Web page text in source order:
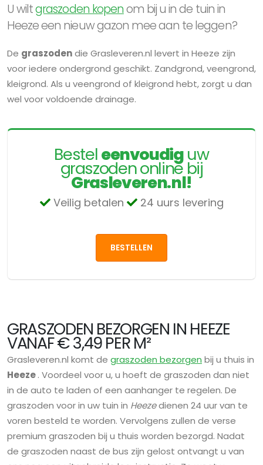
U wiltgraszoden kopenom bij u in de tuin in
Heeze een nieuw gazon mee aan te leggen?
De graszodendie Grasleveren.nl levert in Heeze zijn
voor iedere ondergrond geschikt. Zandgrond, veengrond,
kleigrond. Als u veengrond of kleigrond hebt, zorgt u dan
wel voor voldoende drainage.
Besteleenvoudiguw
graszoden online bij
Grasleveren.nl!
Veilig betalen 24 uurs levering
BESTELLEN
GRASZODEN BEZORGEN IN HEEZE
VANAF € 3,49 PER M²
Grasleveren.nl komt de graszoden bezorgen bij u thuis in
Heeze. Voordeel voor u, u hoeft de graszoden dan niet
in de auto te laden of een aanhanger te regelen. De
graszoden voor in uw tuin in Heezedienen 24 uur van te
voren besteld te worden. Vervolgens zullen de verse
premium graszoden bij u thuis worden bezorgd. Nadat
de graszoden naast de bus zijn gelost ontvangt u van